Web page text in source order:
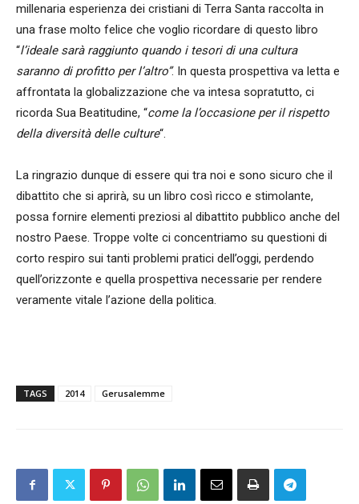
millenaria esperienza dei cristiani di Terra Santa raccolta in
una frase molto felice che voglio ricordare di questo libro
“l’ideale sarà raggiunto quando i tesori di una cultura
saranno di profitto per l’altro”. In questa prospettiva va letta e
affrontata la globalizzazione che va intesa sopratutto, ci
ricorda Sua Beatitudine, “come la l’occasione per il rispetto
della diversità delle culture“.
La ringrazio dunque di essere qui tra noi e sono sicuro che il
dibattito che si aprirà, su un libro così ricco e stimolante,
possa fornire elementi preziosi al dibattito pubblico anche del
nostro Paese. Troppe volte ci concentriamo su questioni di
corto respiro sui tanti problemi pratici dell’oggi, perdendo
quell’orizzonte e quella prospettiva necessarie per rendere
veramente vitale l’azione della politica.
TAGS 2014 Gerusalemme